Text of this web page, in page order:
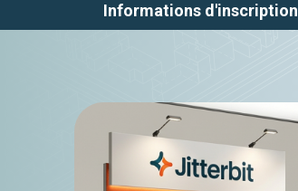
Informations d'inscription